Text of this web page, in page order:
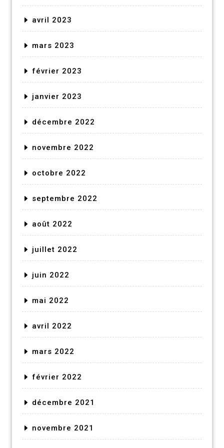
avril 2023
mars 2023
février 2023
janvier 2023
décembre 2022
novembre 2022
octobre 2022
septembre 2022
août 2022
juillet 2022
juin 2022
mai 2022
avril 2022
mars 2022
février 2022
décembre 2021
novembre 2021